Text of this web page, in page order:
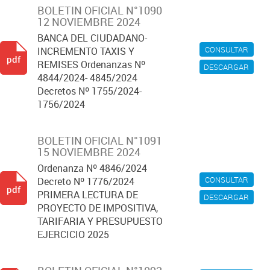
CONSULTAR
DESCARGAR
BOLETIN OFICIAL N°1090
12 NOVIEMBRE 2024
BANCA DEL CIUDADANO-
INCREMENTO TAXIS Y
REMISES Ordenanzas Nº
4844/2024- 4845/2024
Decretos Nº 1755/2024-
1756/2024
pdf
CONSULTAR
DESCARGAR
BOLETIN OFICIAL N°1091
15 NOVIEMBRE 2024
Ordenanza Nº 4846/2024
Decreto Nº 1776/2024
PRIMERA LECTURA DE
PROYECTO DE IMPOSITIVA,
TARIFARIA Y PRESUPUESTO
EJERCICIO 2025
pdf